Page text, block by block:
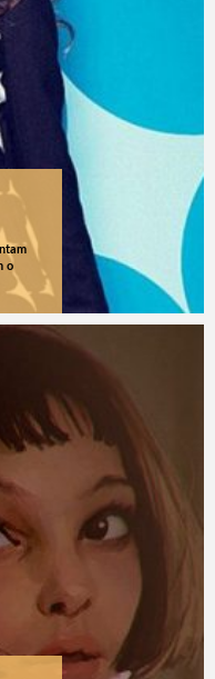
o